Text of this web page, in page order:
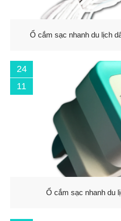
Ổ cắm sạc nhanh du lịch
24
11
Ổ cắm sạc nhanh du